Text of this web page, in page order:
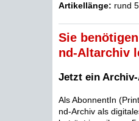
Artikellänge: rund
Sie
nd-Altarchiv
Jetzt ein
Als AbonnentIn
nd-Archiv als